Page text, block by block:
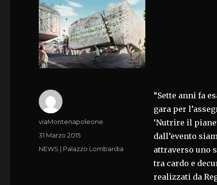
“Sette anni fa
gara per
‘Nutrire il
dall’evento
attraverso uno
tra cardo e
realizzati da
Autore
viaMontenapoleone
Pubblicato
31 Marzo 2015
Categorie
NEWS | Palazzo Lombardia